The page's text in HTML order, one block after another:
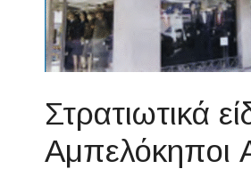
Στρατιωτικά
Αμπελόκηποι